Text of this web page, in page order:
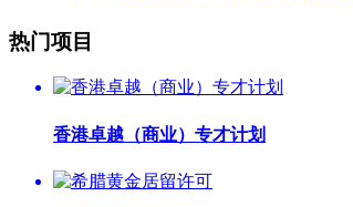
热门项目
香港卓越（商业）专才计划